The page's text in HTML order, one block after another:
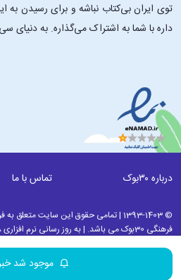
موجود شد
توی ایران بی‌کتاب نباشه و برای رسیدن
داره با شما به اشتراک می‌گذاره. به
درباره ۳۰بوک تماس با ما
© 1393-1403 | تمامی حقوق این سایت
فرهنگی 30بوک می باشد. | به روز رسانی نرم افزاری 18 مرداد ماه 1405 ساعت 01:30